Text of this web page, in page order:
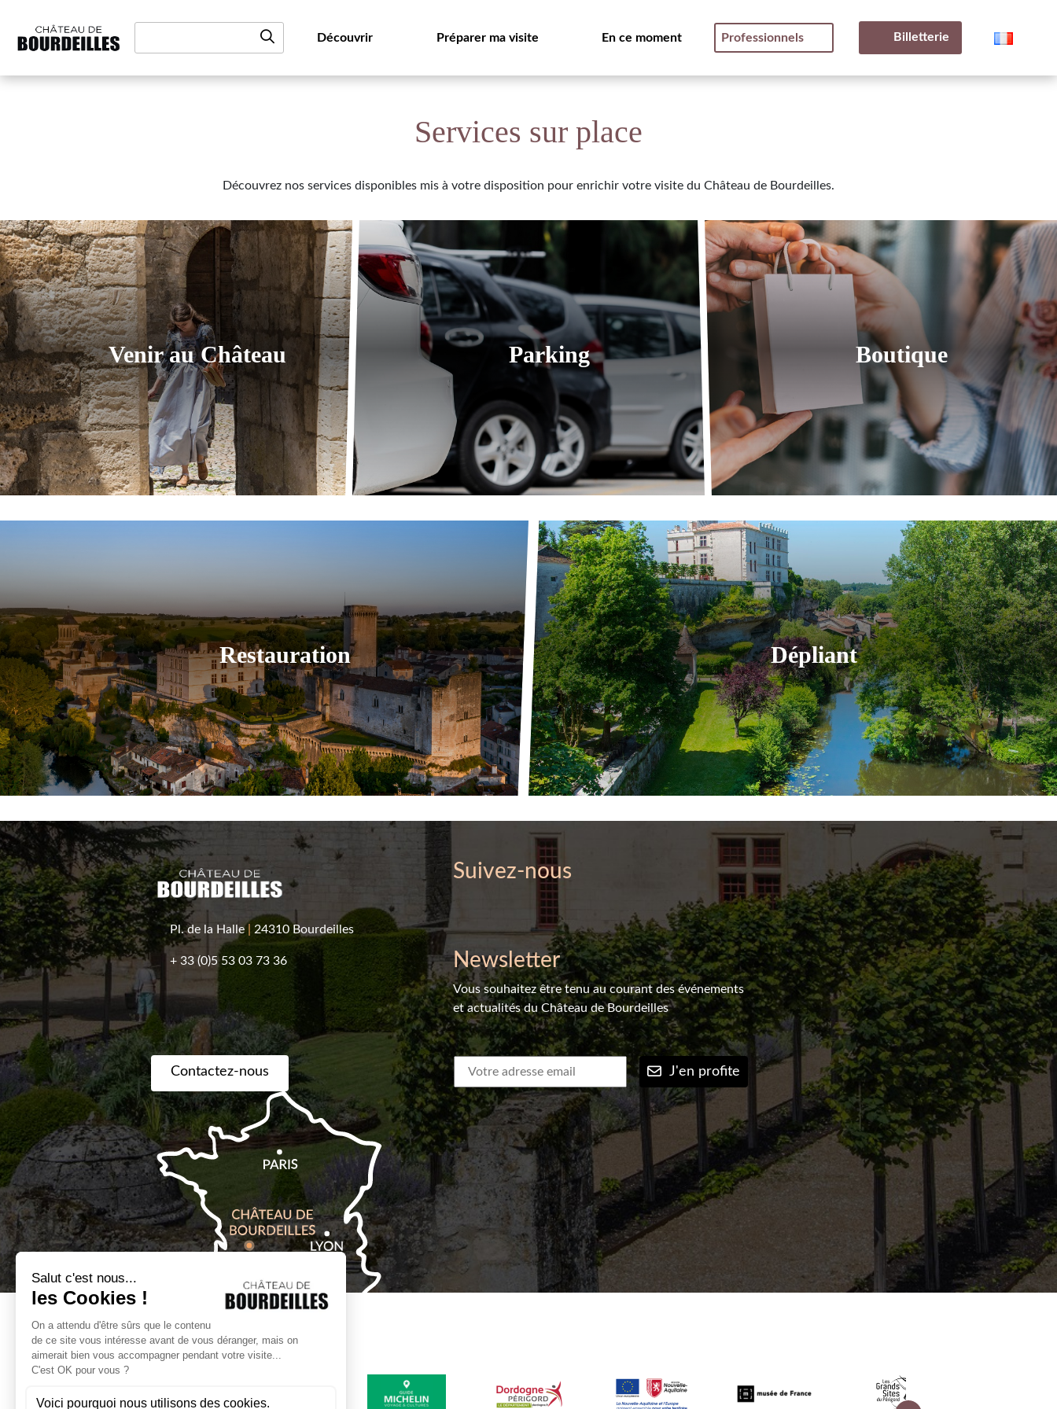
Découvrir Préparer ma visite En ce moment Professionnels Billetterie
Services sur place
Découvrez nos services disponibles mis à votre disposition pour enrichir votre visite du Château de Bourdeilles.
Venir au Château Parking Boutique
Restauration Dépliant
Pl. de la Halle 24310 Bourdeilles
+ 33 (0)5 53 03 73 36
Contactez-nous
Suivez-nous
Newsletter
Vous souhaitez être tenu au courant des événements
et actualités du Château de Bourdeilles
J'en profite
Billetterie